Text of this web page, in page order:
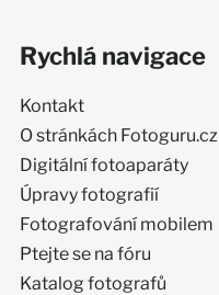
Rychlá navigace
Kontakt
O stránkách Fotoguru.cz
Digitální fotoaparáty
Úpravy fotografií
Fotografování mobilem
Ptejte se na fóru
Katalog fotografů